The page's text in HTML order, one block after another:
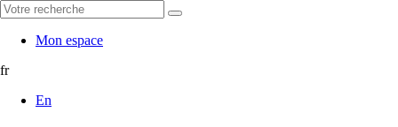
Mon espace
fr
En